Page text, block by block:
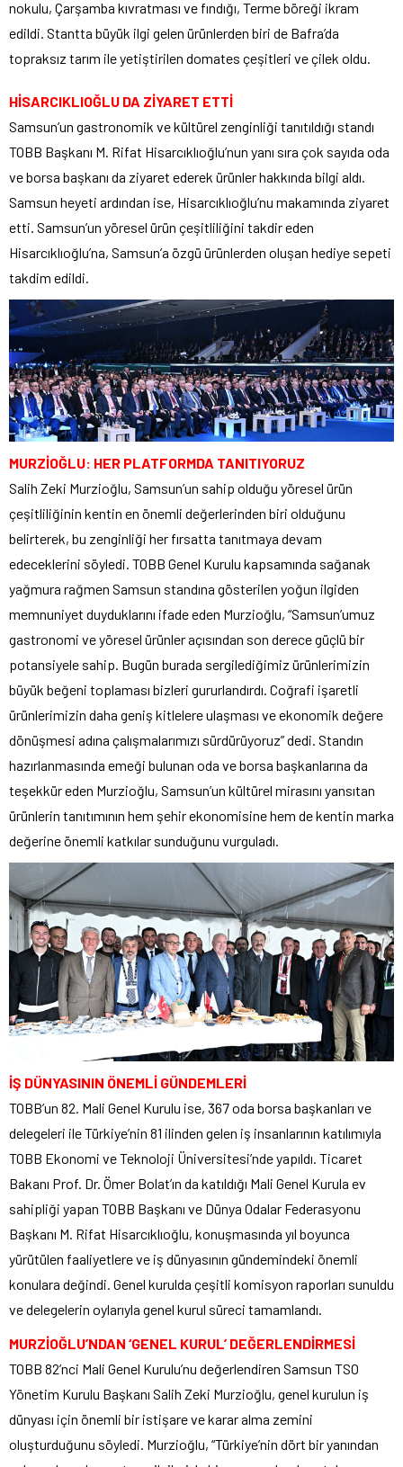
nokulu, Çarşamba kıvratması ve fındığı, Terme böreği ikram
edildi. Stantta büyük ilgi gelen ürünlerden biri de Bafra’da
topraksız tarım ile yetiştirilen domates çeşitleri ve çilek oldu.
HİSARCIKLIOĞLU DA ZİYARET ETTİ
Samsun’un gastronomik ve kültürel zenginliği tanıtıldığı standı
TOBB Başkanı M. Rifat Hisarcıklıoğlu’nun yanı sıra çok sayıda oda
ve borsa başkanı da ziyaret ederek ürünler hakkında bilgi aldı.
Samsun heyeti ardından ise, Hisarcıklıoğlu’nu makamında ziyaret
etti. Samsun’un yöresel ürün çeşitliliğini takdir eden
Hisarcıklıoğlu’na, Samsun’a özgü ürünlerden oluşan hediye sepeti
takdim edildi.
MURZİOĞLU: HER PLATFORMDA TANITIYORUZ
Salih Zeki Murzioğlu, Samsun’un sahip olduğu yöresel ürün
çeşitliliğinin kentin en önemli değerlerinden biri olduğunu
belirterek, bu zenginliği her fırsatta tanıtmaya devam
edeceklerini söyledi. TOBB Genel Kurulu kapsamında sağanak
yağmura rağmen Samsun standına gösterilen yoğun ilgiden
memnuniyet duyduklarını ifade eden Murzioğlu, “Samsun’umuz
gastronomi ve yöresel ürünler açısından son derece güçlü bir
potansiyele sahip. Bugün burada sergilediğimiz ürünlerimizin
büyük beğeni toplaması bizleri gururlandırdı. Coğrafi işaretli
ürünlerimizin daha geniş kitlelere ulaşması ve ekonomik değere
dönüşmesi adına çalışmalarımızı sürdürüyoruz” dedi. Standın
hazırlanmasında emeği bulunan oda ve borsa başkanlarına da
teşekkür eden Murzioğlu, Samsun’un kültürel mirasını yansıtan
ürünlerin tanıtımının hem şehir ekonomisine hem de kentin marka
değerine önemli katkılar sunduğunu vurguladı.
İŞ DÜNYASININ ÖNEMLİ GÜNDEMLERİ
TOBB’un 82. Mali Genel Kurulu ise, 367 oda borsa başkanları ve
delegeleri ile Türkiye’nin 81 ilinden gelen iş insanlarının katılımıyla
TOBB Ekonomi ve Teknoloji Üniversitesi’nde yapıldı. Ticaret
Bakanı Prof. Dr. Ömer Bolat’ın da katıldığı Mali Genel Kurula ev
sahipliği yapan TOBB Başkanı ve Dünya Odalar Federasyonu
Başkanı M. Rifat Hisarcıklıoğlu, konuşmasında yıl boyunca
yürütülen faaliyetlere ve iş dünyasının gündemindeki önemli
konulara değindi. Genel kurulda çeşitli komisyon raporları sunuldu
ve delegelerin oylarıyla genel kurul süreci tamamlandı.
MURZİOĞLU’NDAN ‘GENEL KURUL’ DEĞERLENDİRMESİ
TOBB 82’nci Mali Genel Kurulu’nu değerlendiren Samsun TSO
Yönetim Kurulu Başkanı Salih Zeki Murzioğlu, genel kurulun iş
dünyası için önemli bir istişare ve karar alma zemini
oluşturduğunu söyledi. Murzioğlu, “Türkiye’nin dört bir yanından